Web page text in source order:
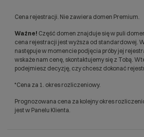
Cena rejestracji. Nie zawiera domen Premium.
Ważne! Część domen znajduje się w puli
cena rejestracji jest wyższa od standardowej.
następuje w momencie podjęcia próby jej
wskaże nam cenę, skontaktujemy się z Tobą.
podejmiesz decyzję, czy chcesz dokonać
*Cena za 1. okres rozliczeniowy.
Prognozowana cena za kolejny okres
jest w Panelu Klienta.